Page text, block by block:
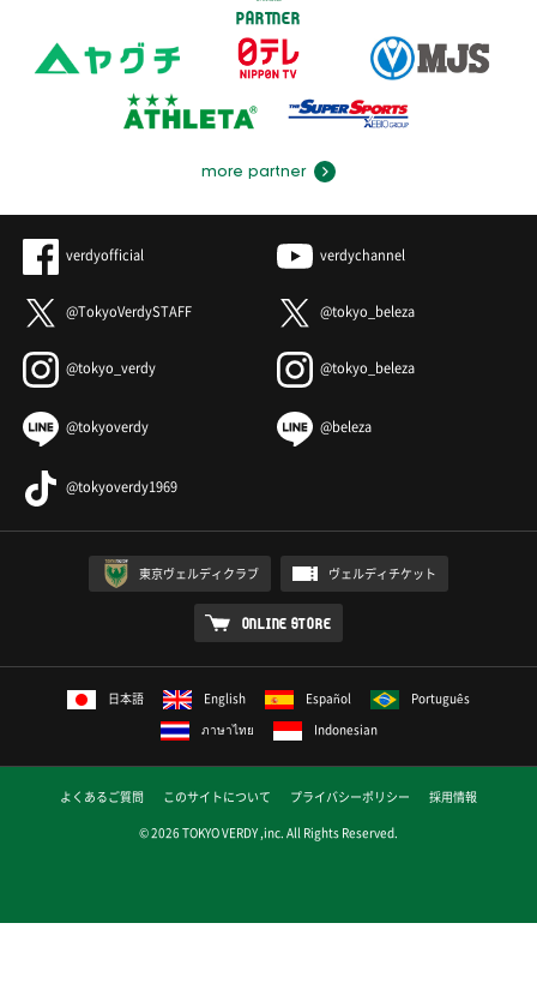
PARTNER
more partner
verdyofficial verdychannel
@TokyoVerdySTAFF @tokyo_beleza
@tokyo_verdy @tokyo_beleza
@tokyoverdy @beleza
@tokyoverdy1969
東京ヴェルディクラブ ヴェルディチケット
ONLINE STORE
日本語 English Español
Português
ภาษาไทย
Indonesian
よくあるご質問 このサイトについて プライバシーポリシー
採用情報
© 2026 TOKYO VERDY ,inc. All Rights Reserved.